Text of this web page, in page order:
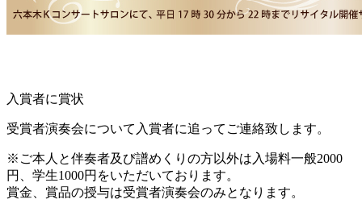
入賞者に賞状
受賞者演奏会について入賞者に追ってご連絡致します。
※ご本人と伴奏者及び譜めくりの方以外は入場料一般2000
円、学生1000円をいただいております。
賞金、賞品の授与は受賞者演奏会のみとなります。